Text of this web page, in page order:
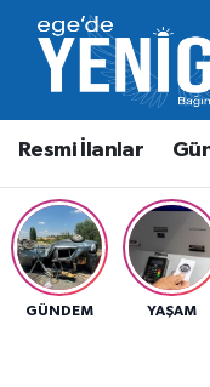
Resmi İlanlar
GÜNDEM YAŞAM
Resmi İlanlar
Gündem
Sağlık
Spor
Beyoğlu
Beyoğlu Hava
Beyoğlu
Süper Lig